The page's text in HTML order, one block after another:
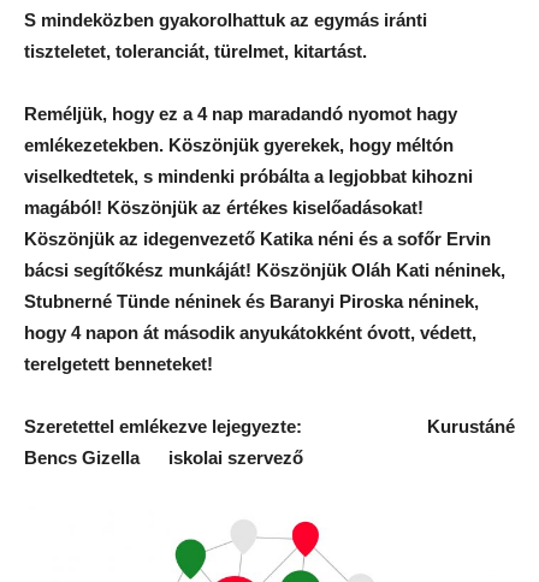
S mindeközben gyakorolhattuk az egymás iránti
tiszteletet, toleranciát, türelmet, kitartást.
Reméljük, hogy ez a 4 nap maradandó nyomot hagy
emlékezetekben. Köszönjük gyerekek, hogy méltón
viselkedtetek, s mindenki próbálta a legjobbat kihozni
magából! Köszönjük az értékes kiselőadásokat!
Köszönjük az idegenvezető Katika néni és a sofőr Ervin
bácsi segítőkész munkáját! Köszönjük Oláh Kati néninek,
Stubnerné Tünde néninek és Baranyi Piroska néninek,
hogy 4 napon át második anyukátokként óvott, védett,
terelgetett benneteket!
Szeretettel emlékezve lejegyezte: Kurustáné
Bencs Gizella iskolai szervező